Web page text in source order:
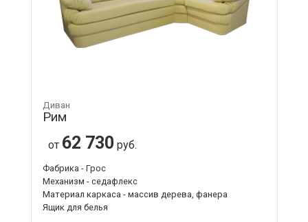
Диван
Рим
от 62 730 руб.
Фабрика - Грос
Механизм - седафлекс
Материал каркаса - массив дерева, фанера
Ящик для белья